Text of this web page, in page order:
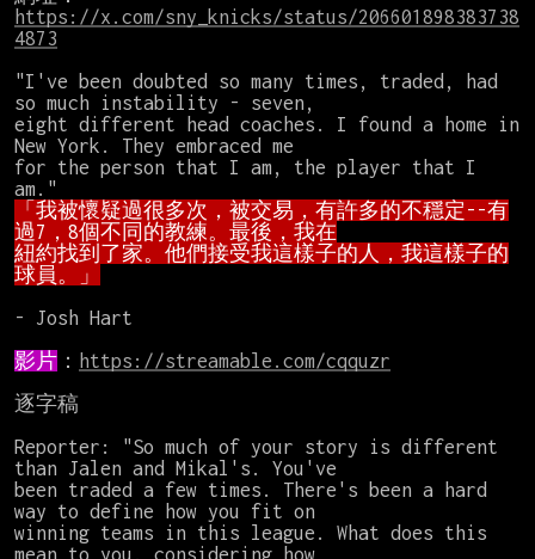
https://x.com/sny_knicks/status/206601898383738
4873
"I've been doubted so many times, traded, had
so much instability - seven,
eight different head coaches. I found a home in
New York. They embraced me
for the person that I am, the player that I
「我被懷疑過很多次，被交易，有許多的不穩定--有
紐約找到了家。他們接受我這樣子的人，我這樣子的
球員。」
- Josh Hart
影片 ：
https://streamable.com/cqquzr
逐字稿
Reporter: "So much of your story is different
than Jalen and Mikal's. You've
been traded a few times. There's been a hard
way to define how you fit on
winning teams in this league. What does this
mean to you, considering how